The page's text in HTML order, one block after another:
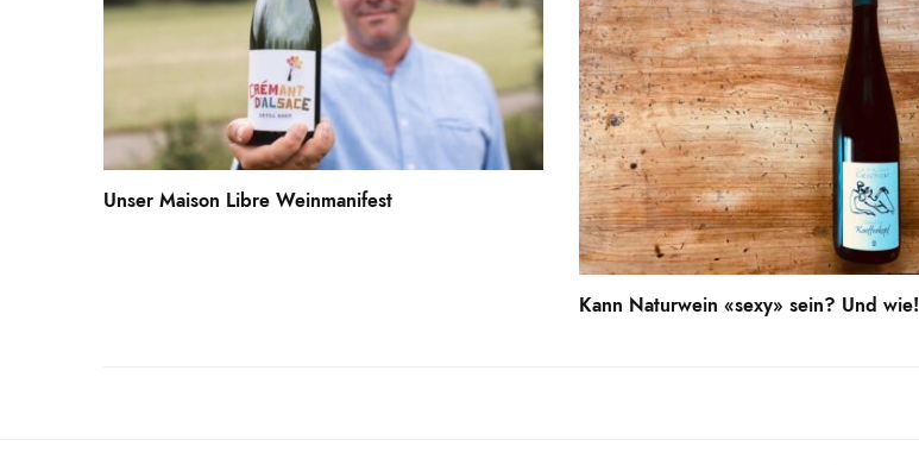
Unser Maison Libre Weinmanifest
Kann Naturwein «sexy» sein? Und wie!